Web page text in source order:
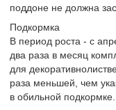
поддоне не должна
Подкормка
В период роста - с
два раза в месяц
для
раза меньшей, чем
в обильной подкормке.